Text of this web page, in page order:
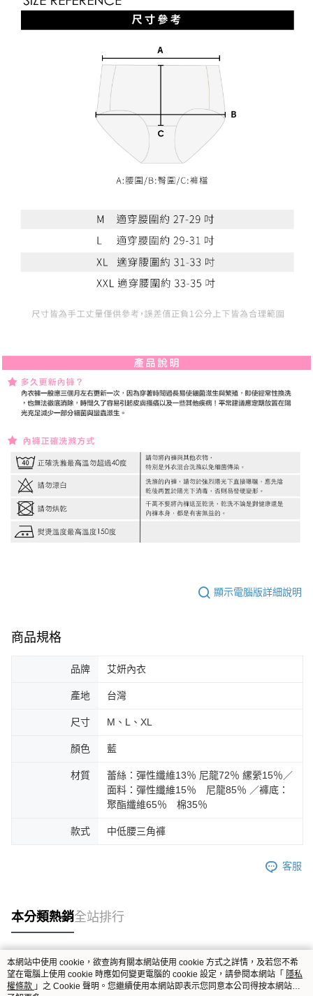
顯示電腦版詳細說明
商品規格
品牌 艾妍內衣
產地 台灣
尺寸 M、L、XL
顏色 藍
材質
蕾絲：彈性纖維13％ 尼龍72％ 縲縈15％／
面料：彈性纖維15％ 尼龍85％ ／褲底：
聚酯纖維65％ 棉35％
款式 中低腰三角褲
客服
本分類熱銷全站排行
熱門標籤
本網站中使用 cookie，欲查詢有關本網站使用 cookie 方式之詳情，及若您不希
望在電腦上使用 cookie 時應如何變更電腦的 cookie 設定，請參閱本網站「 隱私
權條款 」之 Cookie 聲明。您繼續使用本網站即表示您同意本公司得按本網站使